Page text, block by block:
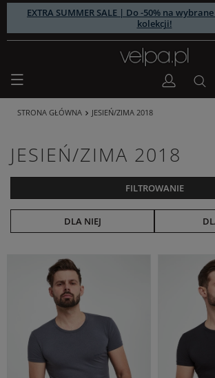
EXTRA SUMMER SALE | Do -50% na
kolekcji!
STRONA GŁÓWNA JESIEŃ/ZIMA 2018
JESIEŃ/ZIMA 2018
FILTROWANIE
DLA NIEJ